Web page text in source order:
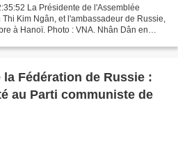
La Présidente de l'Assemblée
Kim Ngân, et l'ambassadeur de Russie,
à Hanoï. Photo : VNA. Nhân Dân en
Fédération de Russie :
au Parti communiste de